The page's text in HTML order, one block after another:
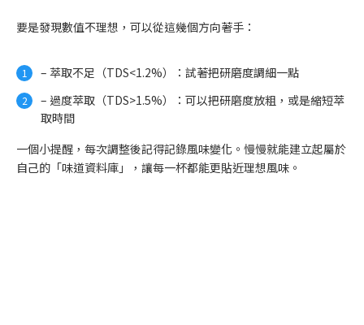
要是發現數值不理想，可以從這幾個方向著手：
– 萃取不足（TDS<1.2%）：試著把研磨度調細一點
– 過度萃取（TDS>1.5%）：可以把研磨度放粗，或是縮短萃
取時間
一個小提醒，每次調整後記得記錄風味變化。慢慢就能建立起屬於
自己的「味道資料庫」，讓每一杯都能更貼近理想風味。